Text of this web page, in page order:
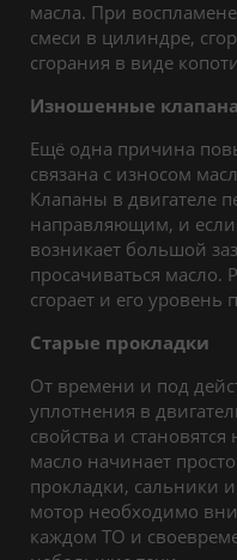
масла. При
смеси в цилиндре,
сгорания в виде
Изношенные клапана
Ещё одна причина
связана с износом
Клапаны в двигателе
направляющим, и
возникает большой
просачиваться масло.
сгорает и его уровень
Старые прокладки
От времени и под
уплотнения в
свойства и
масло начинает
прокладки, сальники
мотор необходимо
каждом ТО и